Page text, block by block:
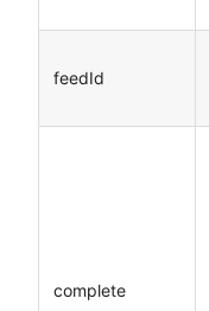
feedId
complete